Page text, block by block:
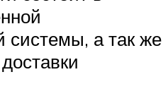
а так же